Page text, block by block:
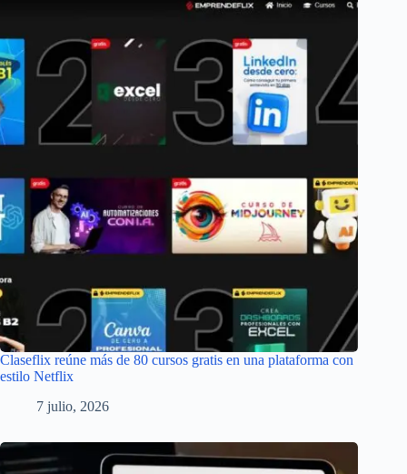
Claseflix reúne más de 80 cursos gratis en una plataforma con
estilo Netflix
7 julio, 2026